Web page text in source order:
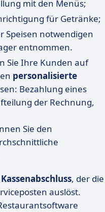
mit den Menüs;
für Getränke;
Speisen notwendigen
entnommen.
Sie Ihre Kunden auf
personalisierte
Bezahlung eines
der Rechnung,
Sie den
Kassenabschluss, der die
auslöst.